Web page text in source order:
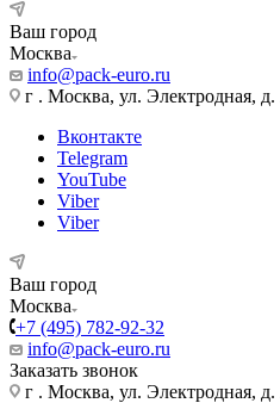
Ваш город
Москва
info@pack-euro.ru
г . Москва, ул. Электродная,
Вконтакте
Telegram
YouTube
Viber
Viber
Ваш город
Москва
+7 (495) 782-92-32
info@pack-euro.ru
Заказать звонок
г . Москва, ул. Электродная,